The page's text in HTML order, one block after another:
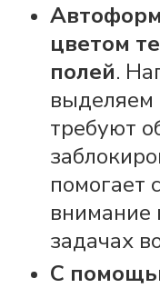
цветом
полей.
выделяем
требуют
помогает
внимание
задачах
С